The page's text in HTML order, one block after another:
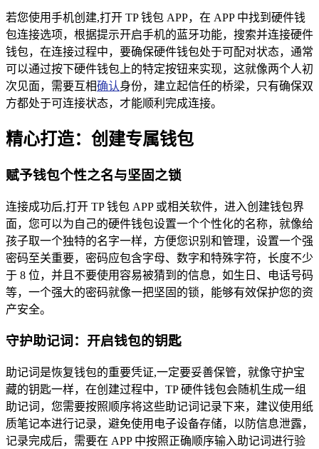
若您使用手机创建,打开 TP 钱包 APP，在 APP 中找到硬件钱
包连接选项，根据提示开启手机的蓝牙功能，搜索并连接硬件
钱包，在连接过程中，要确保硬件钱包处于可配对状态，通常
可以通过按下硬件钱包上的特定按钮来实现，这就像两个人初
次见面，需要互相确认身份，建立起信任的桥梁，只有确保双
方都处于可连接状态，才能顺利完成连接。
精心打造：创建专属钱包
赋予钱包个性之名与坚固之锁
连接成功后,打开 TP 钱包 APP 或相关软件，进入创建钱包界
面，您可以为自己的硬件钱包设置一个个性化的名称，就像给
孩子取一个独特的名字一样，方便您识别和管理，设置一个强
密码至关重要，密码应包含字母、数字和特殊字符，长度不少
于 8 位，并且不要使用容易被猜到的信息，如生日、电话号码
等，一个强大的密码就像一把坚固的锁，能够有效保护您的资
产安全。
守护助记词：开启钱包的钥匙
助记词是恢复钱包的重要凭证,一定要妥善保管，就像守护宝
藏的钥匙一样，在创建过程中，TP 硬件钱包会随机生成一组
助记词，您需要按照顺序将这些助记词记录下来，建议使用纸
质笔记本进行记录，避免使用电子设备存储，以防信息泄露，
记录完成后，需要在 APP 中按照正确顺序输入助记词进行验